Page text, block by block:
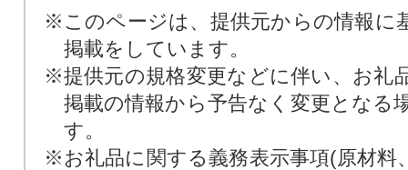
※このページは、提供元からの情報に
掲載をしています。
※提供元の規格変更などに伴い、お礼
掲載の情報から予告なく変更となる
す。
※お礼品に関する義務表示事項(原材料